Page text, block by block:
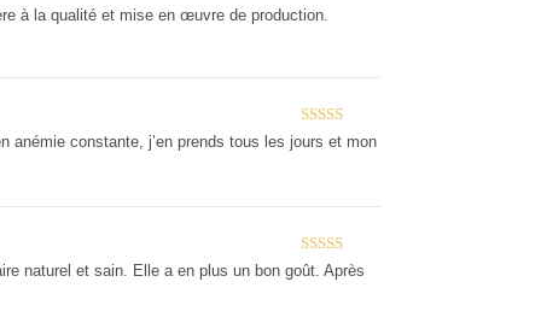
Note
à la qualité et mise en œuvre de production.
Note5 sur 5
anémie constante, j’en prends tous les jours et mon
Note5sur 5
naturel et sain. Elle a en plus un bon goût. Après